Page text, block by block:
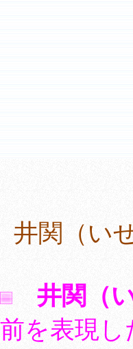
井関（い
井関（
前を表現し